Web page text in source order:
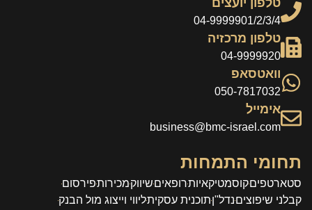
טלפון יועצים
04-9999901/2/3/4
טלפון מרכזיה
04-9999920
וואטסאפ
050-7817032
אימייל
business@bmc-israel.com
תחומי התמחות
סטארטפיםקוסמטיקאיותרופאיםשיווקמכירותפירסום
קבלני שיפוציםנדל"ןתוכנית עסקיתליווי וייצוג מול הבנק